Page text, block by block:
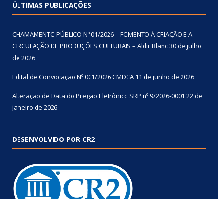
ÚLTIMAS PUBLICAÇÕES
CHAMAMENTO PÚBLICO Nº 01/2026 – FOMENTO À CRIAÇÃO E A
CIRCULAÇÃO DE PRODUÇÕES CULTURAIS – Aldir Blanc30 de julho
de 2026
Edital de Convocação Nº 001/2026 CMDCA 11 de junho de 2026
Alteração de Data do Pregão Eletrônico SRP nº 9/2026-0001 22 de
janeiro de 2026
DESENVOLVIDO POR CR2